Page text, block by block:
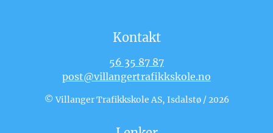
Kontakt
56 35 87 87
post@villangertrafikkskole.no
© Villanger Trafikkskole AS, Isdalstø / 2026